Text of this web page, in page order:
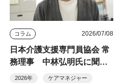
コラム 2026/07/08
日本介護支援専門員協会 常
務理事 中林弘明氏に聞く
（新・地域特集：近畿②）
2026年 ケアマネジャー